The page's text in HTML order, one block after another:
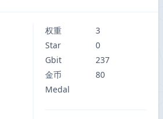
权重
3
Star
0
Gbit
237
金币
80
Medal